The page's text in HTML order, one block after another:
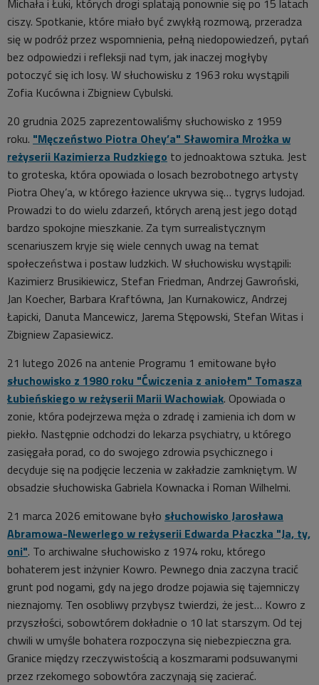
ciszy. Spotkanie, które miało być zwykłą rozmową, przeradza
się w podróż przez wspomnienia, pełną niedopowiedzeń, pytań
bez odpowiedzi i refleksji nad tym, jak inaczej mogłyby
potoczyć się ich losy. W słuchowisku z 1963 roku wystąpili
Zofia Kucówna i Zbigniew Cybulski.
20 grudnia 2025 zaprezentowaliśmy słuchowisko z 1959
roku. "Męczeństwo Piotra Ohey’a" Sławomira Mrożka w
reżyserii Kazimierza Rudzkiego to jednoaktowa sztuka. Jest
to groteska, która opowiada o losach bezrobotnego artysty
Piotra Ohey’a, w którego łazience ukrywa się… tygrys ludojad.
Prowadzi to do wielu zdarzeń, których areną jest jego dotąd
bardzo spokojne mieszkanie. Za tym surrealistycznym
scenariuszem kryje się wiele cennych uwag na temat
społeczeństwa i postaw ludzkich. W słuchowisku wystąpili:
Kazimierz Brusikiewicz, Stefan Friedman, Andrzej Gawroński,
Jan Koecher, Barbara Kraftówna, Jan Kurnakowicz, Andrzej
Łapicki, Danuta Mancewicz, Jarema Stępowski, Stefan Witas i
Zbigniew Zapasiewicz.
21 lutego 2026 na antenie Programu 1 emitowane było
słuchowisko z 1980 roku "Ćwiczenia z aniołem" Tomasza
Łubieńskiego w reżyserii Marii Wachowiak. Opowiada o
zonie, która podejrzewa męża o zdradę i zamienia ich dom w
piekło. Następnie odchodzi do lekarza psychiatry, u którego
zasięgała porad, co do swojego zdrowia psychicznego i
decyduje się na podjęcie leczenia w zakładzie zamkniętym. W
obsadzie słuchowiska Gabriela Kownacka i Roman Wilhelmi.
21 marca 2026 emitowane było słuchowisko Jarosława
Abramowa-Newerlego w reżyserii Edwarda Płaczka "Ja, ty,
oni". To archiwalne słuchowisko z 1974 roku, którego
bohaterem jest inżynier Kowro. Pewnego dnia zaczyna tracić
grunt pod nogami, gdy na jego drodze pojawia się tajemniczy
nieznajomy. Ten osobliwy przybysz twierdzi, że jest… Kowro z
przyszłości, sobowtórem dokładnie o 10 lat starszym. Od tej
chwili w umyśle bohatera rozpoczyna się niebezpieczna gra.
Granice między rzeczywistością a koszmarami podsuwanymi
przez rzekomego sobowtóra zaczynają się zacierać.